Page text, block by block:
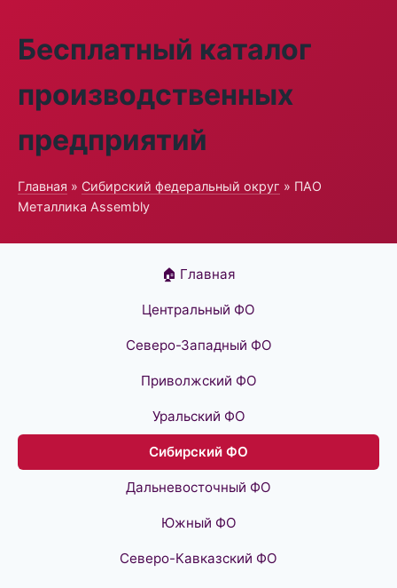
Бесплатный каталог
производственных
предприятий
Главная » Сибирский федеральный округ » ПАО
Металлика Assembly
🏠 Главная
Центральный ФО
Северо-Западный ФО
Приволжский ФО
Уральский ФО
Сибирский ФО
Дальневосточный ФО
Южный ФО
Северо-Кавказский ФО